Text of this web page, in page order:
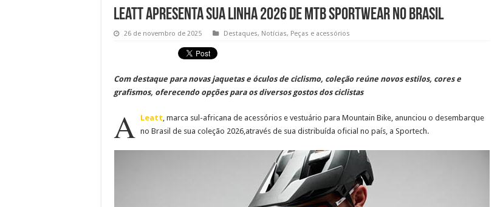
Leatt apresenta sua linha 2026 de MTB sportwear no Brasil
26 de novembro de 2025 Destaques, Notícias, Peças e acessórios
Com destaque para novas jaquetas e óculos de ciclismo, coleção reúne novos estilos, cores e
grafismos, oferecendo opções para os diversos gostos dos ciclistas
A Leatt , marca sul-africana de acessórios e vestuário para Mountain Bike, anunciou o desembarque
no Brasil de sua coleção 2026,através de sua distribuída oficial no país, a Sportech.